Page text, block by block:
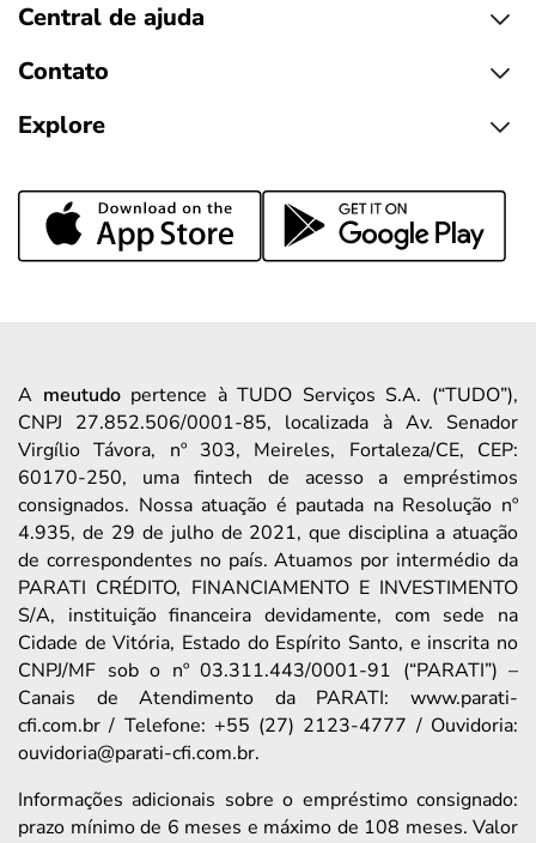
Central de ajuda
Contato
Explore
A meutudopertence à TUDO Serviços S.A. (“TUDO”),
CNPJ 27.852.506/0001-85, localizada à Av. Senador
Virgílio Távora, nº 303, Meireles, Fortaleza/CE, CEP:
60170-250, uma fintech de acesso a empréstimos
consignados. Nossa atuação é pautada na Resolução nº
4.935, de 29 de julho de 2021, que disciplina a atuação
de correspondentes no país. Atuamos por intermédio da
PARATI CRÉDITO, FINANCIAMENTO E INVESTIMENTO
S/A, instituição financeira devidamente, com sede na
Cidade de Vitória, Estado do Espírito Santo, e inscrita no
CNPJ/MF sob o nº 03.311.443/0001-91 (“PARATI”) –
Canais de Atendimento da PARATI: www.parati-
cfi.com.br / Telefone: +55 (27) 2123-4777 / Ouvidoria:
ouvidoria@parati-cfi.com.br.
Informações adicionais sobre o empréstimo consignado:
prazo mínimo de 6 meses e máximo de 108 meses. Valor